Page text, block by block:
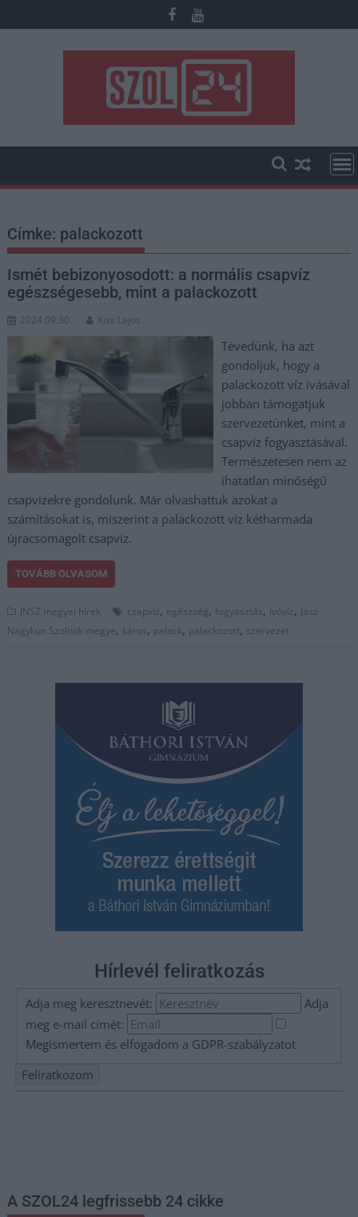
to
Címke: palackozott
Ismét bebizonyosodott: a normális csapvíz
egészségesebb, mint a palackozott
2024.09.30. Kiss Lajos
Tévedünk, ha azt
gondoljuk, hogy a
palackozott víz ivásával
jobban támogatjuk
szervezetünket, mint a
csapvíz fogyasztásával.
Természetesen nem az
ihatatlan minőségű
csapvizekre gondolunk. Már olvashattuk azokat a
számításokat is, miszerint a palackozott víz kétharmada
újracsomagolt csapvíz.
TOVÁBB OLVASOM
JNSZ megyei hírek csapvíz, egészség, fogyasztás, ívóvíz, Jász-
Nagykun Szolnok megye, káros, palack, palackozott, szervezet
Hírlevél feliratkozás
Adja meg keresztnevét:
Adja
meg e-mail címét:
Megismertem és elfogadom a GDPR-szabályzatot
A SZOL24 legfrissebb 24 cikke